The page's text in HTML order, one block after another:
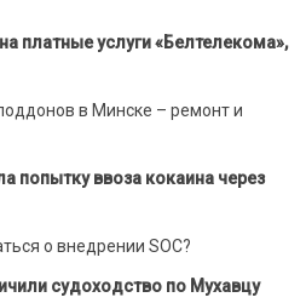
платные услуги «Белтелекома»,
в Минске – ремонт и
попытку ввоза кокаина через
о внедрении SOC?
судоходство по Мухавцу